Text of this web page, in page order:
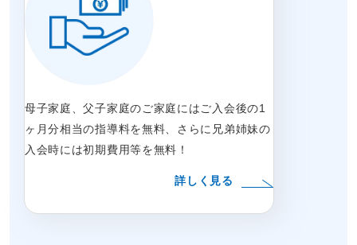
母子家庭、父子家庭のご家庭にはご入会後の1
ヶ月分相当の指導料を無料、さらに兄弟姉妹の
入会時には初期費用等を無料！
詳しく見る